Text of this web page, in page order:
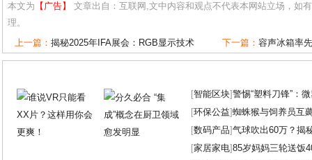
本文为 【广告】
文章出自：互联网,文中内容和观点不代表本网站立场，如
理。
上一篇： 揭秘2025年IFA展会：RGB显示技术 下一篇： 容声冰箱率
[智能区块]警惕“塑料刀锋”：
[环保公益]蜘蛛猴与饲养员互
[数码产品]气球吹出60万？揭
[家居家电]85岁妈妈三轮送饭